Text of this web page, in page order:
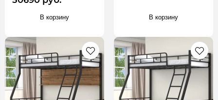
В корзину В корзину